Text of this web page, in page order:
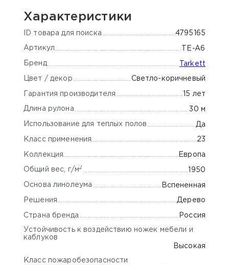
Характеристики
ID товара для поиска 4795165
Артикул TE-A6
Бренд Tarkett
Цвет / декор Светло-коричневый
Гарантия производителя 15 лет
Длина рулона 30 м
Использование для теплых полов Да
Класс применения 23
Коллекция Европа
Общий вес, г/м 2 1950
Основа линолеума Вспененная
Решения Дерево
Страна бренда Россия
Устойчивость к воздействию ножек мебели и
каблуков
Высокая
Класс пожаробезопасности